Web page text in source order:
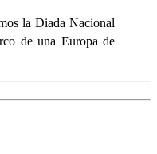
la Diada Nacional
de una Europa de